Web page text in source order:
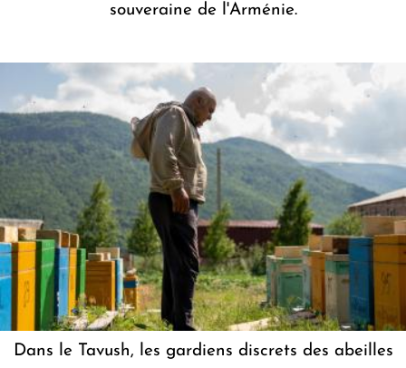
souveraine de l'Arménie.
Dans le Tavush, les gardiens discrets des abeilles